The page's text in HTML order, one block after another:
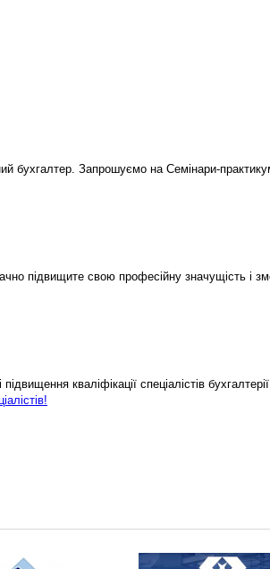
бухгалтер. Запрошуємо на Семінари-
підвищите свою професійну значущість і
кваліфікації спеціалістів